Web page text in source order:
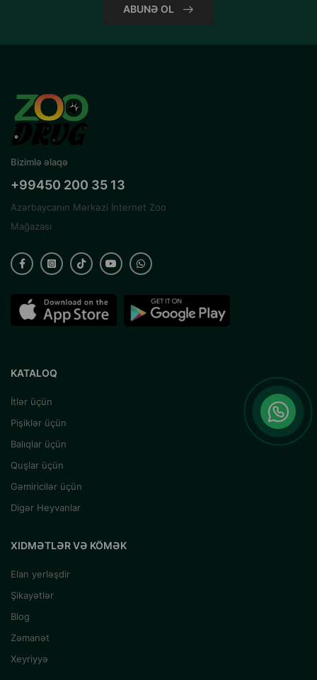
ABUNƏ OL
Bizimlə əlaqə
+99450 200 35 13
Azərbaycanın Mərkəzi İnternet Zoo
Mağazası
KATALOQ
İtlər üçün
Pişiklər üçün
Balıqlar üçün
Quşlar üçün
Gəmiricilər üçün
Digər Heyvanlar
XIDMƏTLƏR VƏ KÖMƏK
Elan yerləşdir
Şikayətlər
Blog
Zəmanət
Xeyriyyə